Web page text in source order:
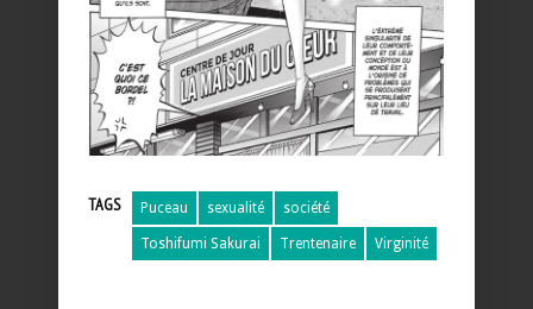
TAGS Puceau sexualité société
Toshifumi Sakurai Trentenaire Virginité